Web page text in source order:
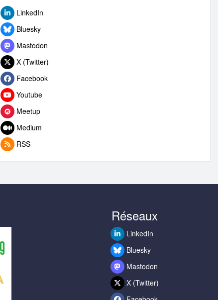
LinkedIn
Bluesky
Mastodon
X (Twitter)
Facebook
Youtube
Meetup
Medium
RSS
Réseaux
LinkedIn
Bluesky
Mastodon
X (Twitter)